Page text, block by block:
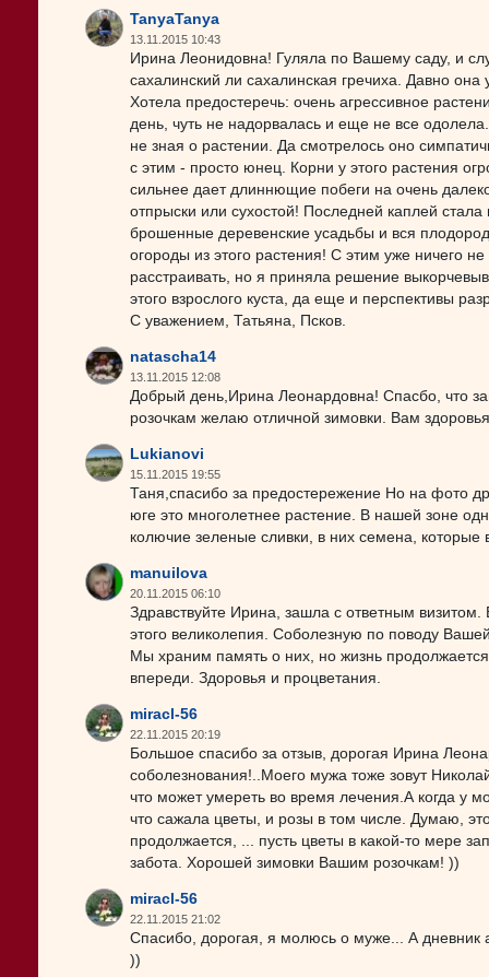
TanyaTanya
13.11.2015 10:43
Ирина Леонидовна! Гуляла по Вашему саду, и
сахалинский ли сахалинская гречиха. Давно она
Хотела предостеречь: очень агрессивное
день, чуть не надорвалась и еще не все
не зная о растении. Да смотрелось оно
с этим - просто юнец. Корни у этого растения
сильнее дает длиннющие побеги на очень
отпрыски или сухостой! Последней каплей
брошенные деревенские усадьбы и вся
огороды из этого растения! С этим уже ничего
расстраивать, но я приняла решение
этого взрослого куста, да еще и перспективы
С уважением, Татьяна, Псков.
natascha14
13.11.2015 12:08
Добрый день,Ирина Леонардовна! Спасбо, что
розочкам желаю отличной зимовки. Вам
Lukianovi
15.11.2015 19:55
Таня,спасибо за предостережение Но на фото
юге это многолетнее растение. В нашей зоне
колючие зеленые сливки, в них семена,
manuilova
20.11.2015 06:10
Здравствуйте Ирина, зашла с ответным визитом.
этого великолепия. Соболезную по поводу
Мы храним память о них, но жизнь
впереди. Здоровья и процветания.
miracl-56
22.11.2015 20:19
Большое спасибо за отзыв, дорогая Ирина
соболезнования!..Моего мужа тоже зовут
что может умереть во время лечения.А когда у
что сажала цветы, и розы в том числе. Думаю,
продолжается, ... пусть цветы в какой-то мере
забота. Хорошей зимовки Вашим розочкам! ))
miracl-56
22.11.2015 21:02
Спасибо, дорогая, я молюсь о муже... А дневник
))